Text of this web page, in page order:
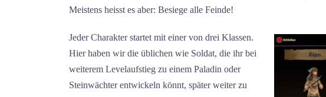
Meistens heisst es aber: Besiege alle Feinde!
Jeder Charakter startet mit einer von drei Klassen.
Hier haben wir die üblichen wie Soldat, die ihr bei
weiterem Levelaufstieg zu einem Paladin oder
Steinwächter entwickeln könnt, später weiter zu